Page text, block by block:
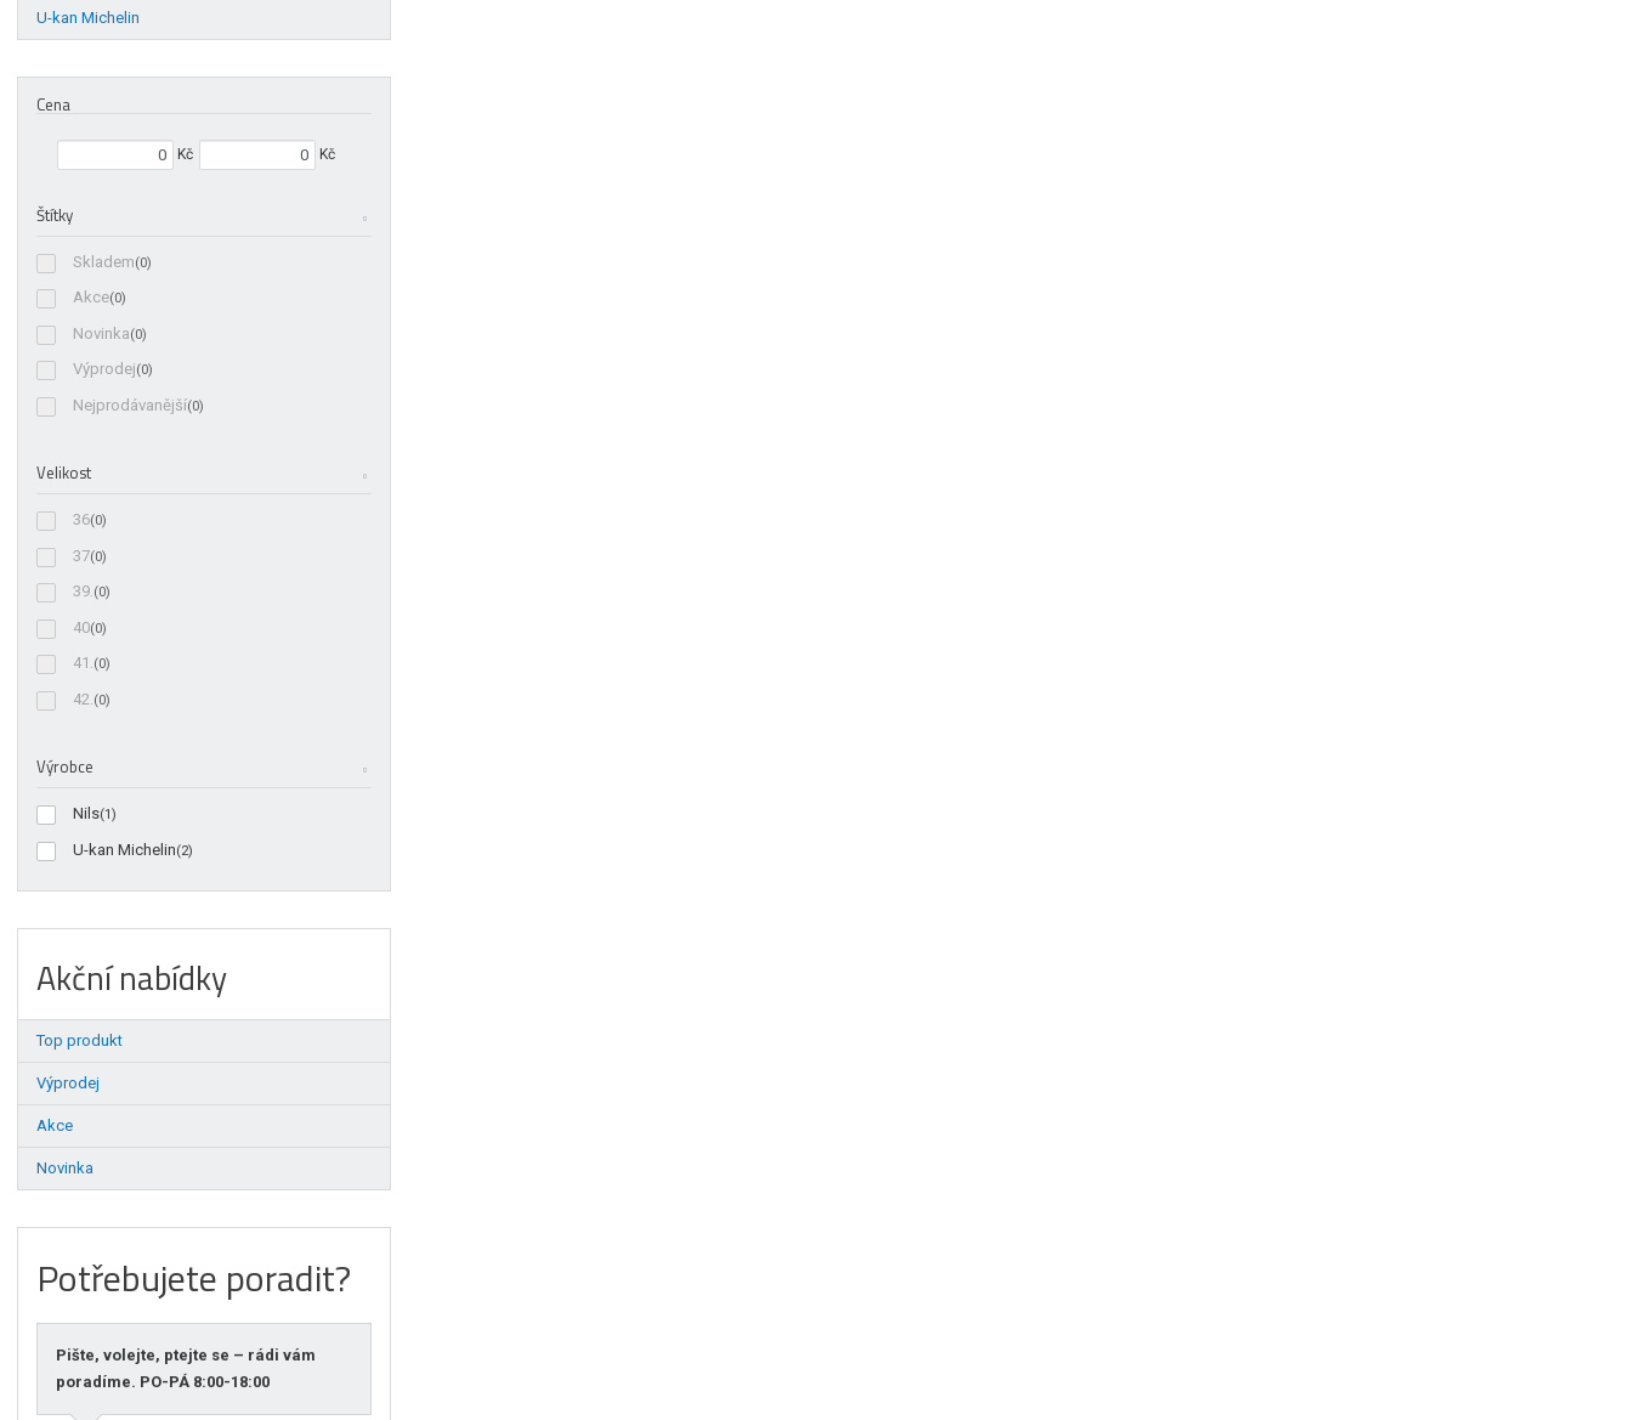
U-kan Michelin
Cena
Kč Kč
Štítky
Skladem(0)
Akce(0)
Novinka(0)
Výprodej(0)
Nejprodávanější(0)
Velikost
36(0)
37(0)
39.(0)
40(0)
41.(0)
42. (0)
Výrobce
Nils(1)
U-kan Michelin(2)
Akční nabídky
Top produkt
Výprodej
Akce
Novinka
Potřebujete poradit?
Pište, volejte, ptejte se – rádi vám
poradíme. PO-PÁ 8:00-18:00